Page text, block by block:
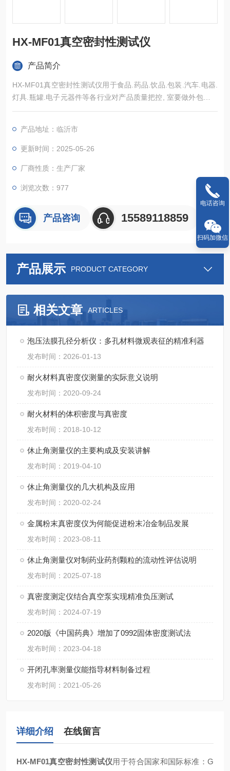
HX-MF01真空密封性测试仪
产品简介
HX-MF01真空密封性测试仪用于食品.药品.饮品.包装.汽车.电器.
灯具.瓶罐.电子元器件等各行业对产品质量把控, 室要做外包装密
封测试，以保证产品质量。
产品地址：临沂市
更新时间：2025-05-26
厂商性质：生产厂家
浏览次数：977
产品咨询 15589118859
产品展示 PRODUCT CATEGORY
相关文章 ARTICLES
泡压法膜孔径分析仪：多孔材料微观表征的精准利器
发布时间：2026-01-13
耐火材料真密度仪测量的实际意义说明
发布时间：2020-09-24
耐火材料的体积密度与真密度
发布时间：2018-10-12
休止角测量仪的主要构成及安装讲解
发布时间：2019-04-10
休止角测量仪的几大机构及应用
发布时间：2020-02-24
金属粉末真密度仪为何能促进粉末冶金制品发展
发布时间：2023-08-11
休止角测量仪对制药业药剂颗粒的流动性评估说明
发布时间：2025-07-18
真密度测定仪结合真空泵实现精准负压测试
发布时间：2024-07-19
2020版《中国药典》增加了0992固体密度测试法
发布时间：2023-04-18
开闭孔率测量仪能指导材料制备过程
发布时间：2021-05-26
详细介绍 在线留言
HX-MF01真空密封性测试仪用于符合国家和国际标准：G
电话咨询
扫码加微信